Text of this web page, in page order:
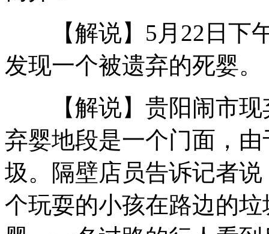
教师举报盗版书遭打 疑校领导指使
张纯如之母:应注重输出侵华史研究
女副县长被劫持 特警击伤疑犯解救
【解说】5月22日下午
发现一个被遗弃的死婴。
【解说】贵阳闹市现
弃婴地段是一个门面，
圾。隔壁店员告诉记者
个玩耍的小孩在路边的